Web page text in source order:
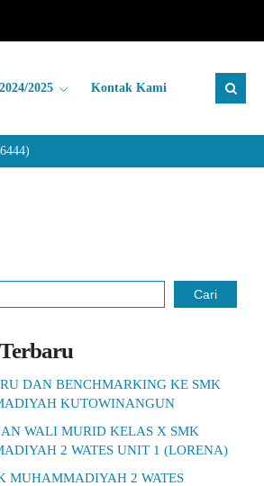
2025 Kontak Kami
Cari
DAN BENCHMARKING KE SMK
KUTOWINANGUN
WALI MURID KELAS X SMK
2 WATES UNIT 1 (LORENA)
MUHAMMADIYAH 2 WATES